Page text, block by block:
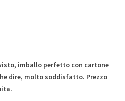
imballo perfetto con cartone
dire, molto soddisfatto. Prezzo